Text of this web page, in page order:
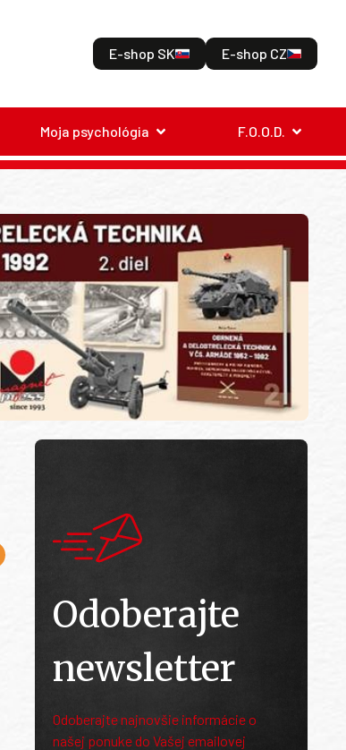
E-shop SK E-shop CZ
Moja psychológia F.O.O.D.
Odoberajte
newsletter
Odoberajte najnovšie informácie o
našej ponuke do Vašej emailovej